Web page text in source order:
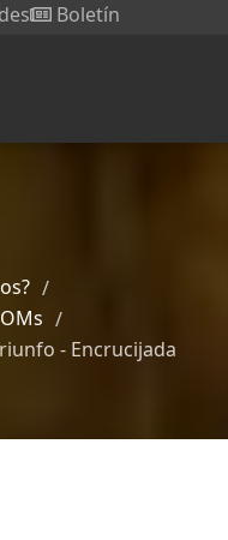
Boletín
/
/
- Encrucijada